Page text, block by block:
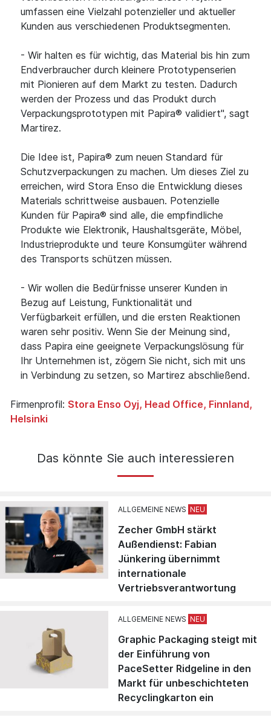
umfassen eine Vielzahl potenzieller und aktueller
Kunden aus verschiedenen Produktsegmenten.
- Wir halten es für wichtig, das Material bis hin zum
Endverbraucher durch kleinere Prototypenserien
mit Pionieren auf dem Markt zu testen. Dadurch
werden der Prozess und das Produkt durch
Verpackungsprototypen mit Papira® validiert", sagt
Martirez.
Die Idee ist, Papira® zum neuen Standard für
Schutzverpackungen zu machen. Um dieses Ziel zu
erreichen, wird Stora Enso die Entwicklung dieses
Materials schrittweise ausbauen. Potenzielle
Kunden für Papira® sind alle, die empfindliche
Produkte wie Elektronik, Haushaltsgeräte, Möbel,
Industrieprodukte und teure Konsumgüter während
des Transports schützen müssen.
- Wir wollen die Bedürfnisse unserer Kunden in
Bezug auf Leistung, Funktionalität und
Verfügbarkeit erfüllen, und die ersten Reaktionen
waren sehr positiv. Wenn Sie der Meinung sind,
dass Papira eine geeignete Verpackungslösung für
Ihr Unternehmen ist, zögern Sie nicht, sich mit uns
in Verbindung zu setzen, so Martirez abschließend.
Firmenprofil: Stora Enso Oyj, Head Office, Finnland,
Helsinki
Das könnte Sie auch interessieren
ALLGEMEINE NEWS
Zecher GmbH stärkt
Außendienst: Fabian
Jünkering übernimmt
internationale
Vertriebsverantwortung
ALLGEMEINE NEWS
Graphic Packaging steigt mit
der Einführung von
PaceSetter Ridgeline in den
Markt für unbeschichteten
Recyclingkarton ein